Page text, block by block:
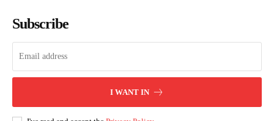
Subscribe
I WANT IN